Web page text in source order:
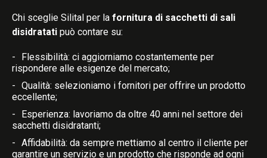
Chi sceglie Silital per la fornitura di sacchetti di sali
disidratati può contare su:
Flessibilità: ci aggiorniamo costantemente per
rispondere alle esigenze del mercato;
Qualità: selezioniamo i fornitori per offrire un prodotto
eccellente;
Esperienza: lavoriamo da oltre 40 anni nel settore dei
sacchetti disidratanti;
Affidabilità: da sempre mettiamo al centro il cliente per
garantire un servizio e un prodotto che risponde ad ogni